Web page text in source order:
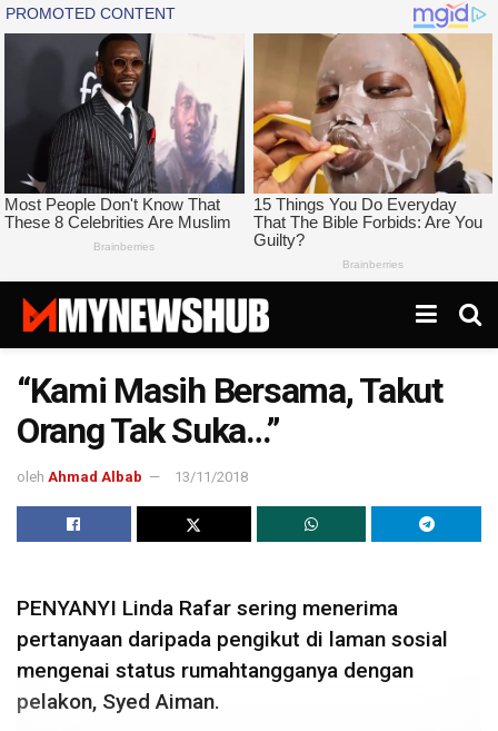
“Kami Masih Bersama, Takut
Orang Tak Suka…”
oleh Ahmad Albab 13/11/2018
PENYANYI Linda Rafar sering menerima
pertanyaan daripada pengikut di laman sosial
mengenai status rumahtangganya dengan
pelakon, Syed Aiman.